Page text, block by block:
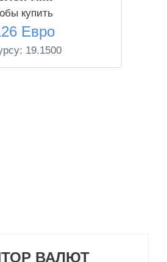
купить
Евро
19.1500
ВАЛЮТ